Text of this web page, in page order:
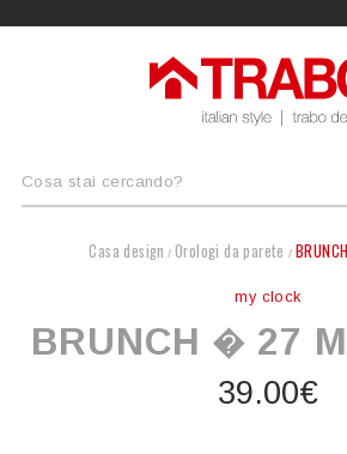
Casa design / Orologi da parete/
my clock
BRUNCH � 27
39.00€